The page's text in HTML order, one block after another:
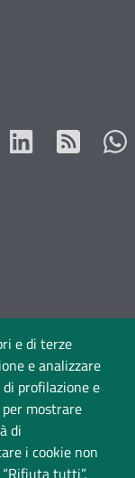
e di terze
e analizzare
profilazione e
mostrare
di
i cookie non